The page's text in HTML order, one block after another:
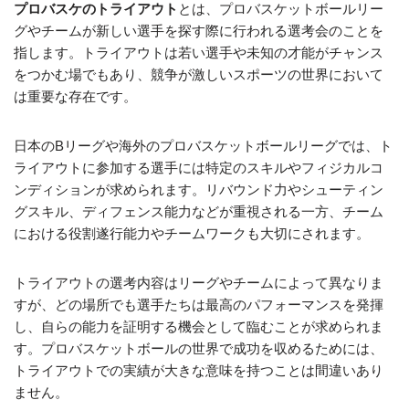
プロバスケのトライアウト とは、プロバスケットボールリー
グやチームが新しい選手を探す際に行われる選考会のことを
指します。トライアウトは若い選手や未知の才能がチャンス
をつかむ場でもあり、競争が激しいスポーツの世界において
は重要な存在です。
日本のBリーグや海外のプロバスケットボールリーグでは、ト
ライアウトに参加する選手には特定のスキルやフィジカルコ
ンディションが求められます。リバウンド力やシューティン
グスキル、ディフェンス能力などが重視される一方、チーム
における役割遂行能力やチームワークも大切にされます。
トライアウトの選考内容はリーグやチームによって異なりま
すが、どの場所でも選手たちは最高のパフォーマンスを発揮
し、自らの能力を証明する機会として臨むことが求められま
す。プロバスケットボールの世界で成功を収めるためには、
トライアウトでの実績が大きな意味を持つことは間違いあり
ません。